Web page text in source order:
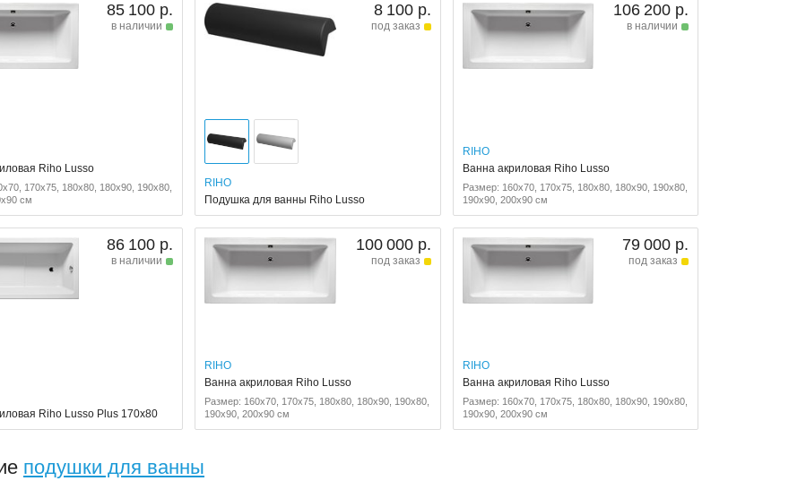
85 100 р.
в наличии
Riho Lusso
170x75, 180x80, 180x90, 190x80,
см
8 100 р.
под заказ
RIHO
Подушка для ванны Riho Lusso
106 200 р.
в наличии
RIHO
Ванна акриловая Riho Lusso
Размер: 160x70, 170x75, 180x80, 180x90, 190x80,
190x90, 200x90 см
86 100 р.
в наличии
Riho Lusso Plus 170x80
100 000 р.
под заказ
RIHO
Ванна акриловая Riho Lusso
Размер: 160x70, 170x75, 180x80, 180x90, 190x80,
190x90, 200x90 см
79 000 р.
под заказ
RIHO
Ванна акриловая Riho Lusso
Размер: 160x70, 170x75, 180x80, 180x90, 190x80,
190x90, 200x90 см
подушки для ванны